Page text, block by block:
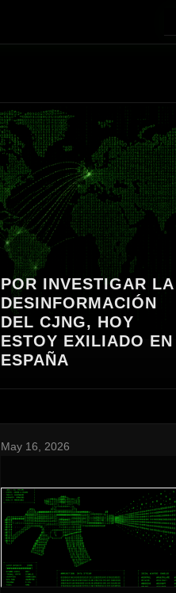
POR INVESTIGAR LA
DESINFORMACIÓN
DEL CJNG, HOY
ESTOY EXILIADO EN
ESPAÑA
May 16, 2026